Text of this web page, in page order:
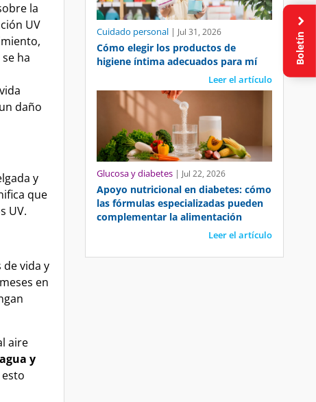
la
UV
ha
daño
y
que
UV.
vida y
en
aire
y
Cuidado personal | Jul 31, 2026
Cómo elegir los productos de
higiene íntima adecuados para mí
Leer el artículo
Glucosa y diabetes | Jul 22, 2026
Apoyo nutricional en diabetes: cómo
las fórmulas especializadas pueden
complementar la alimentación
Leer el artículo
Boletín